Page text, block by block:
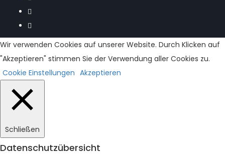
Wir verwenden Cookies auf unserer Website. Durch Klicken auf
"Akzeptieren" stimmen Sie der Verwendung aller Cookies zu.
Cookie Einstellungen Akzeptieren
Schließen
Datenschutzübersicht